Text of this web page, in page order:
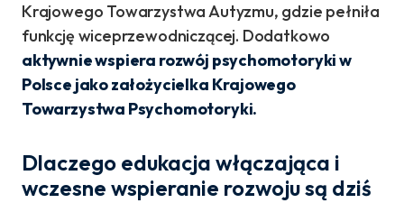
Krajowego Towarzystwa Autyzmu, gdzie pełniła
funkcję wiceprzewodniczącej. Dodatkowo
aktywnie wspiera rozwój psychomotoryki w
Polsce jako założycielka Krajowego
Towarzystwa Psychomotoryki.
Dlaczego edukacja włączająca i
wczesne wspieranie rozwoju są dziś